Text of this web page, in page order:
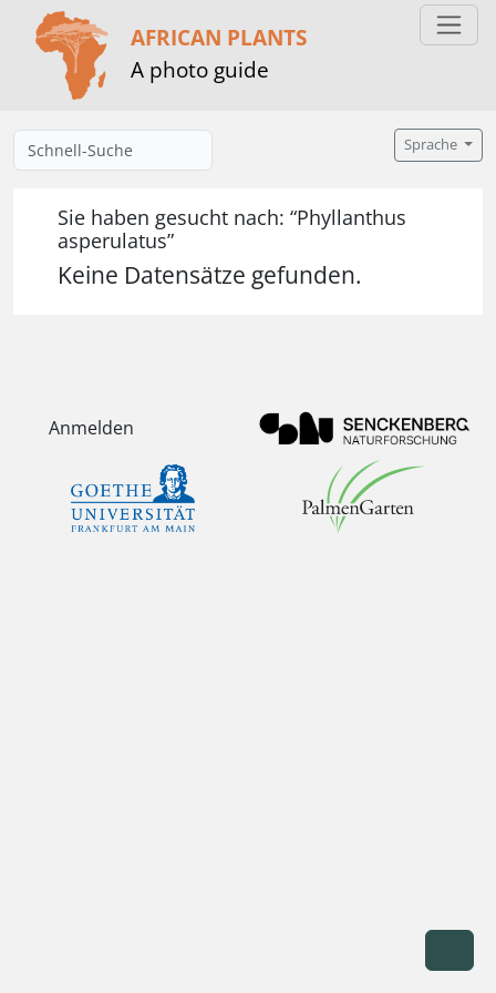
AFRICAN PLANTS
A photo guide
Sprache
Sie haben gesucht nach: “Phyllanthus
asperulatus”
Keine Datensätze gefunden.
Anmelden